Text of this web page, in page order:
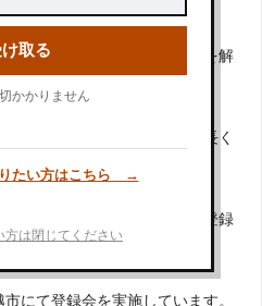
ちろんのこと、業務の不安を解
る派遣会社です。
度も取り入れているため、長く
っています。
も、登録会に参加して派遣登録
にて登録会を実施しています。
取る
かかりません
りたい方はこちら →
方は閉じてください